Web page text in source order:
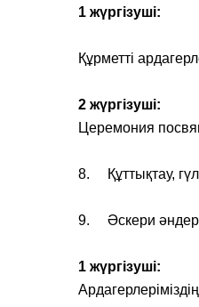
1 жүргізуші:
Құрметті
2 жүргізуші:
Церемония
8. Құттықтау,
9. Әскери әндер
1 жүргізуші: